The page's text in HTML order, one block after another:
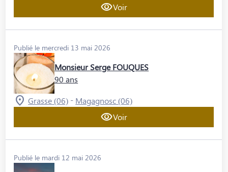
Voir
Publié le mercredi 13 mai 2026
Monsieur Serge FOUQUES
90 ans
Grasse (06) - Magagnosc (06)
Voir
Publié le mardi 12 mai 2026